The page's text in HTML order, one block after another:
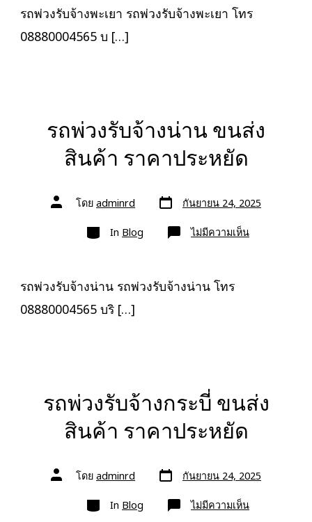
ขนส่ง
สินค้า
รถพ่วงรับจ้างพะเยา รถพ่วงรับจ้างพะเยา โทร
08880004565 บ […]
รถพ่วงรับจ้างน่าน ขนส่ง
สินค้า ราคาประหยัด
ผู้
เขียน โดย adminrd วัน
ที่
เรื่อง
กันยายน 24, 2025
หมวด
In Blog ไม่มีความเห็นบน
รถ
รถพ่วงรับจ้างน่าน รถพ่วงรับจ้างน่าน โทร
08880004565 บริ […]
รถพ่วงรับจ้างกระบี่ ขนส่ง
สินค้า ราคาประหยัด
ผู้
เขียน โดย adminrd วัน
ที่
เรื่อง
กันยายน 24, 2025
หมวด
In Blog ไม่มีความเห็นบน
รถ